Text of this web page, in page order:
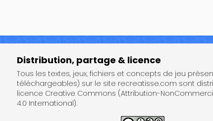
Distribution, partage & licence
Tous les textes, jeux, fichiers et concepts de jeu
téléchargeables) sur le site recreatisse.com sont
licence Creative Commons (Attribution-
4.0 International).